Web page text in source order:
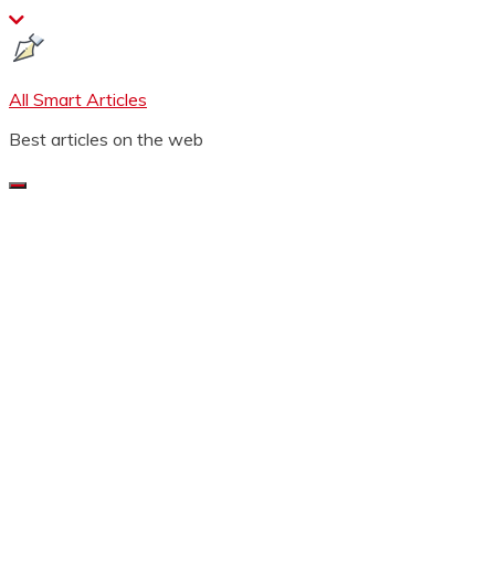
Skip
to
content
All Smart Articles
Best articles on the web